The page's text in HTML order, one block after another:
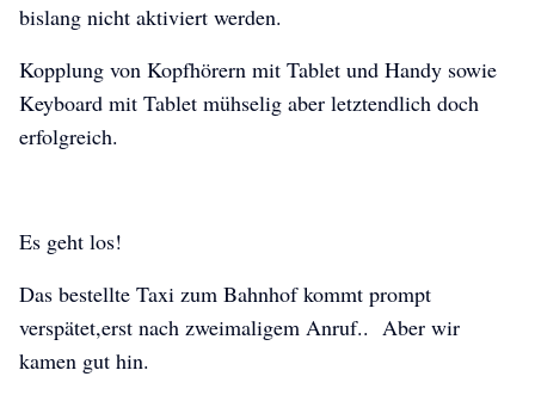
bislang nicht aktiviert werden.
Kopplung von Kopfhörern mit Tablet und Handy sowie
Keyboard mit Tablet mühselig aber letztendlich doch
erfolgreich.
Es geht los!
Das bestellte Taxi zum Bahnhof kommt prompt
verspätet,erst nach zweimaligem Anruf.. Aber wir
kamen gut hin.